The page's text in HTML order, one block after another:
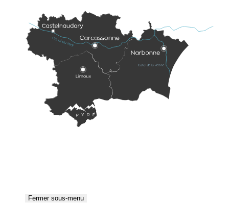
Fermer sous-menu